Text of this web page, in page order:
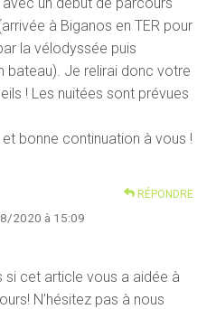
à Biganos en TER pour
la vélodyssée puis
bateau). Je relirai donc votre
! Les nuitées sont prévues
bonne continuation à vous !
RÉPONDRE
2020 à 15:09
si cet article vous a aidée à
N’hésitez pas à nous